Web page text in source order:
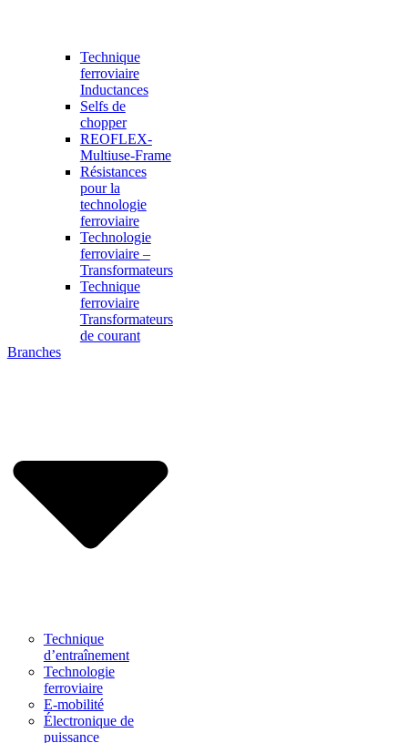
Technique
ferroviaire
Inductances
Selfs de
chopper
REOFLEX-
Multiuse-Frame
Résistances
pour la
technologie
ferroviaire
Technologie
ferroviaire –
Transformateurs
Technique
ferroviaire
Transformateurs
de courant
Branches
Technique
d’entraînement
Technologie
ferroviaire
E-mobilité
Électronique de
puissance